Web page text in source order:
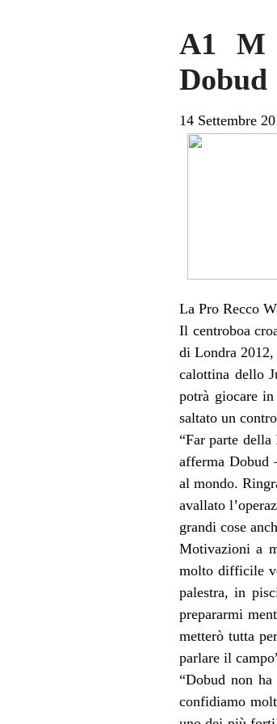
A1 M
Dobud
14 Settembre
La Pro Recco
Il centroboa
di Londra
calottina dello
potrà giocare
saltato un
“Far parte
afferma Dobud
al mondo.
avallato
grandi cose
Motivazioni a
molto difficile
palestra, in
prepararmi
metterò tutta
parlare il
“Dobud non
confidiamo